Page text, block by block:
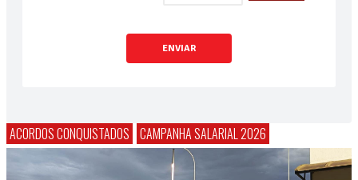
ENVIAR
ACORDOS CONQUISTADOS CAMPANHA SALARIAL 2026